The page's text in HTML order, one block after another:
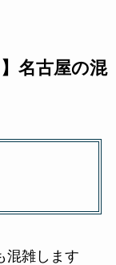
名古屋の混
混雑します